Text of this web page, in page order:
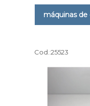
máquinas
Cod.:25523